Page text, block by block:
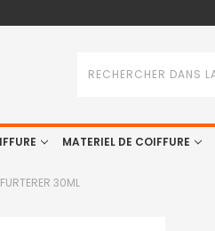
MATERIEL DE COIFFURE
30ML